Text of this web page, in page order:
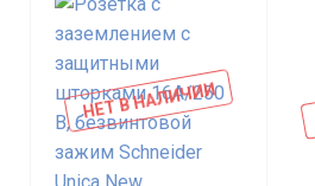
НЕТ В НАЛИЧИИ